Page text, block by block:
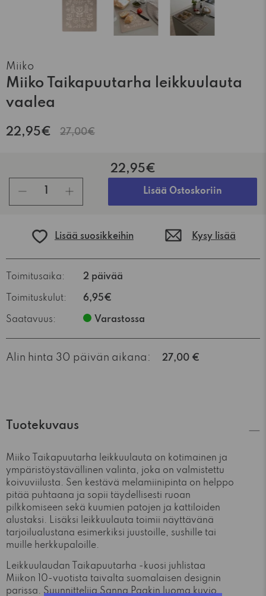
Miiko
Miiko Taikapuutarha leikkuulauta
vaalea
22,95€ 27,00€
22,95€
Lisää Ostoskoriin
Lisää suosikkeihin Kysy lisää
Toimitusaika: 2 päivää
Toimituskulut: 6,95€
Saatavuus: Varastossa
Alin hinta 30 päivän aikana: 27,00 €
Tuotekuvaus
Miiko Taikapuutarha leikkuulauta on kotimainen ja
ympäristöystävällinen valinta, joka on valmistettu
koivuviilusta. Sen kestävä melamiinipinta on helppo
pitää puhtaana ja sopii täydellisesti ruoan
pilkkomiseen sekä kuumien patojen ja kattiloiden
alustaksi. Lisäksi leikkuulauta toimii näyttävänä
tarjoilualustana esimerkiksi juustoille, sushille tai
muille herkkupaloille.
Leikkuulaudan Taikapuutarha -kuosi juhlistaa
Miikon 10-vuotista taivalta suomalaisen designin
parissa. Suunnittelija Sanna Paakin luoma kuvio